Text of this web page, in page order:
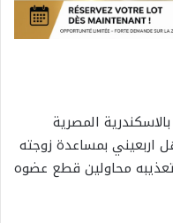
المصرية
اربعيني بمساعدة زوجته
محاولين قطع عضوه